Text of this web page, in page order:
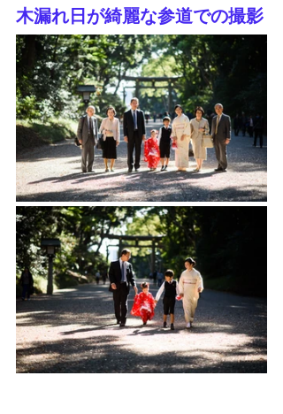
木漏れ日が綺麗な参道での撮影